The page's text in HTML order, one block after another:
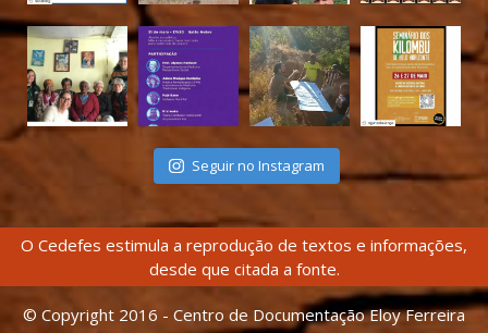
Seguir no Instagram
O Cedefes estimula a reprodução de textos e informações,
desde que citada a fonte.
© Copyright 2016 - Centro de Documentação Eloy Ferreira